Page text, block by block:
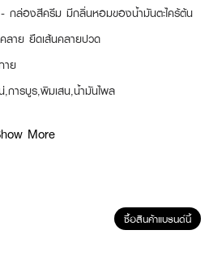
กล่องสีครีม มีกลิ่นหอมของน้ำมันตะไคร้ต้น
คลาย ยืดเส้นคลายปวด
าย
,การบูร,พิมเสน,น้ำมันไพล
More
ซื้อสินค้าแบรนด์นี้